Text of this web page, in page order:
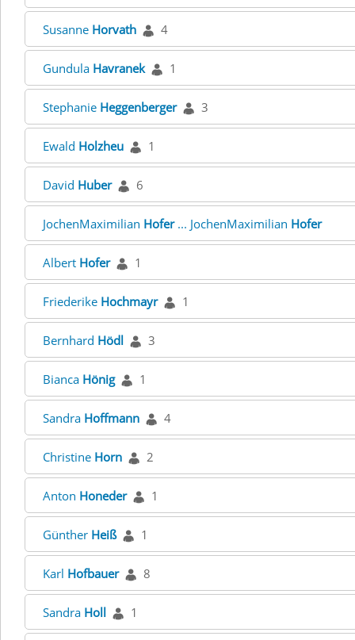
Susanne Horvath 4
Gundula Havranek 1
Stephanie Heggenberger 3
Ewald Holzheu 1
David Huber 6
JochenMaximilian Hofer... JochenMaximilian Hofer
Albert Hofer 1
Friederike Hochmayr 1
Bernhard Hödl 3
Bianca Hönig 1
Sandra Hoffmann 4
Christine Horn 2
Anton Honeder 1
Günther Heiß 1
Karl Hofbauer 8
Sandra Holl 1